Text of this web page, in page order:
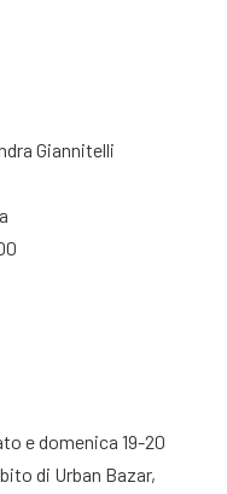
Giannitelli
e domenica 19-20
di Urban Bazar,